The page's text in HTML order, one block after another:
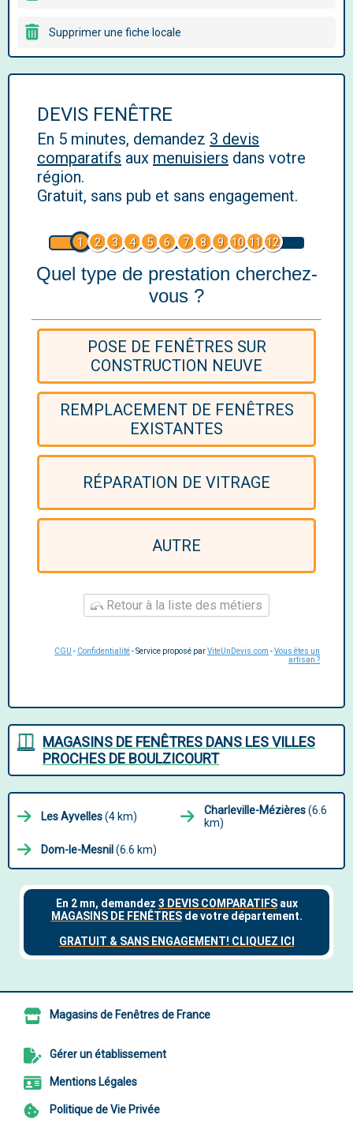
Supprimer une fiche locale
DEVIS FENÊTRE
En 5 minutes, demandez 3 devis
comparatifs aux menuisiers dans votre
région.
Gratuit, sans pub et sans engagement.
1 2 3 4 5 6 7 8 9 10 11 12
Quel type de prestation cherchez-
vous ?
POSE DE FENÊTRES SUR
CONSTRUCTION NEUVE
REMPLACEMENT DE FENÊTRES
EXISTANTES
RÉPARATION DE VITRAGE
AUTRE
Retour à la liste des métiers
CGU - Confidentialité- Service proposé parViteUnDevis.com -Vous êtes un
artisan ?
MAGASINS DE FENÊTRES DANS LES VILLES
PROCHES DE BOULZICOURT
Les Ayvelles(4 km) Charleville-Mézières(6.6
km)
Dom-le-Mesnil (6.6 km)
Magasins de Fenêtres de France
Gérer un établissement
Mentions Légales
Politique de Vie Privée